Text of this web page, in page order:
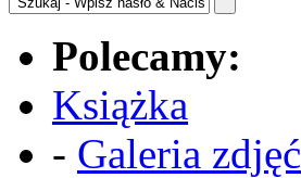
Polecamy:
Książka
- Galeria zdjęć